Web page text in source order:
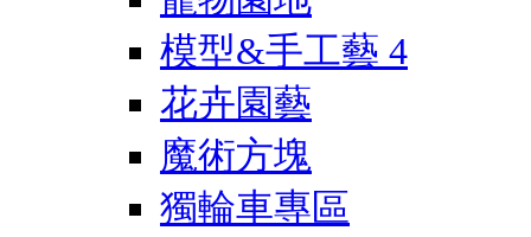
模型&手工藝 4
花卉園藝
魔術方塊
獨輪車專區